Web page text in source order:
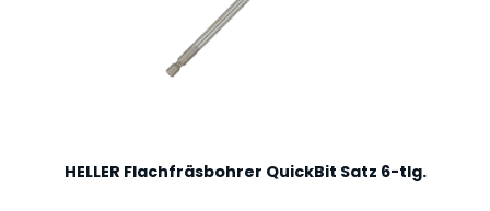
HELLER Flachfräsbohrer QuickBit Satz 6-tlg.